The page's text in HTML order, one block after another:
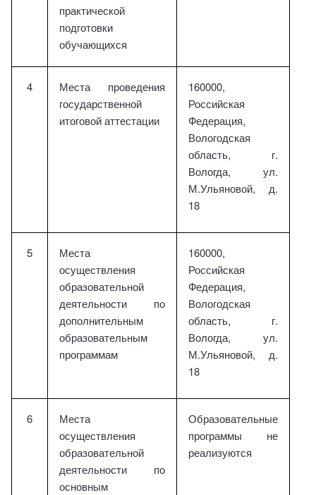
практической
подготовки
обучающихся
4
Места проведения
государственной
итоговой аттестации
160000,
Российская
Федерация,
Вологодская
область, г.
Вологда, ул.
М.Ульяновой, д.
18
5
Места
осуществления
образовательной
деятельности по
дополнительным
образовательным
программам
160000,
Российская
Федерация,
Вологодская
область, г.
Вологда, ул.
М.Ульяновой, д.
18
6
Места
осуществления
образовательной
деятельности по
основным
Образовательные
программы не
реализуются